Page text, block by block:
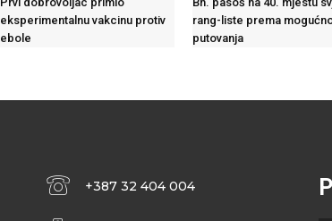
eksperimentalnu vakcinu protiv
ebole
rang-liste prema
putovanja
+387 32 404 004